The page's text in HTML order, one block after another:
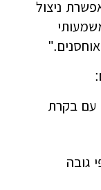
ניצול
עם בקרת
גובה